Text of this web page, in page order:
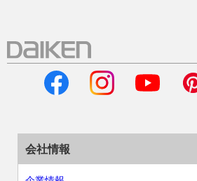
会社情報